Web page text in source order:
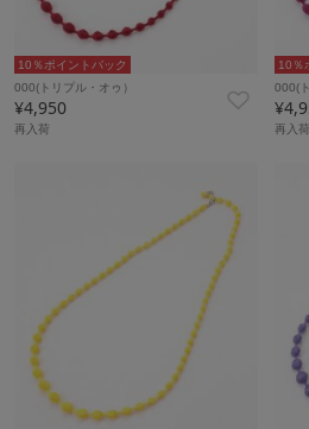
10％ポイントバック
000(トリプル・オゥ）
¥4,950
再入荷
10％
000(
再入荷